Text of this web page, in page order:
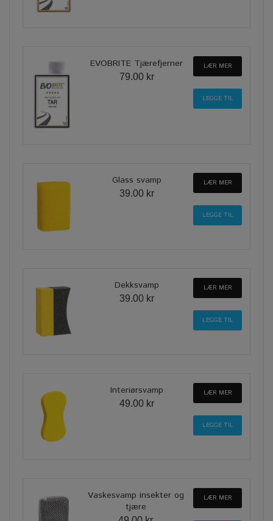
EVOBRITE Tjærefjerner
79.00 kr
LÆR MER
Glass svamp
39.00 kr
LÆR MER
Dekksvamp
39.00 kr
LÆR MER
Interiørsvamp
49.00 kr
LÆR MER
Vaskesvamp insekter og
tjære
LÆR MER